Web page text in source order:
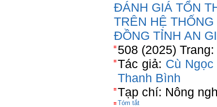
ĐÁNH GIÁ TỔN
TRÊN HỆ
ĐỒNG TỈNH AN
508 (2025)
Tác giả: Cù Ngọc
Thanh Bình
Tạp chí: Nông
Tóm tắt